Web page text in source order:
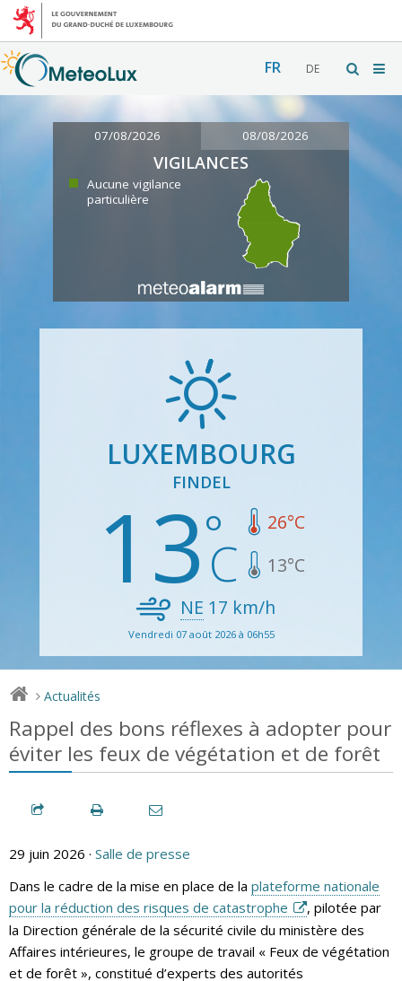
FR DE
07/08/2026 08/08/2026
VIGILANCES
Aucune vigilance
particulière
LUXEMBOURG
FINDEL
13 26°C
13°C
NE 17 km/h
Vendredi 07 août 2026 à 06h55
> Actualités
Rappel des bons réflexes à adopter pour
éviter les feux de végétation et de forêt
29 juin 2026 · Salle de presse
Dans le cadre de la mise en place de la plateforme nationale
pour la réduction des risques de catastrophe
, pilotée par
la Direction générale de la sécurité civile du ministère des
Affaires intérieures, le groupe de travail « Feux de végétation
et de forêt », constitué d’experts des autorités